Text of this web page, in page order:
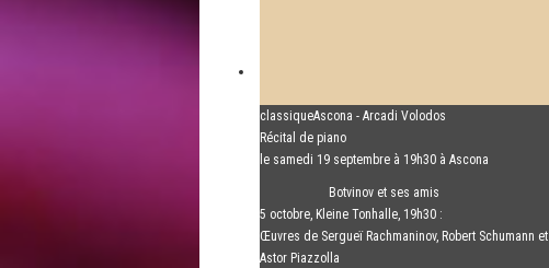
classiqueAscona - Arcadi Volodos
Récital de piano
le samedi 19 septembre à 19h30 à Ascona
Botvinov et ses amis
5 octobre, Kleine Tonhalle, 19h30 :
Œuvres de Sergueï Rachmaninov, Robert Schumann et
Astor Piazzolla